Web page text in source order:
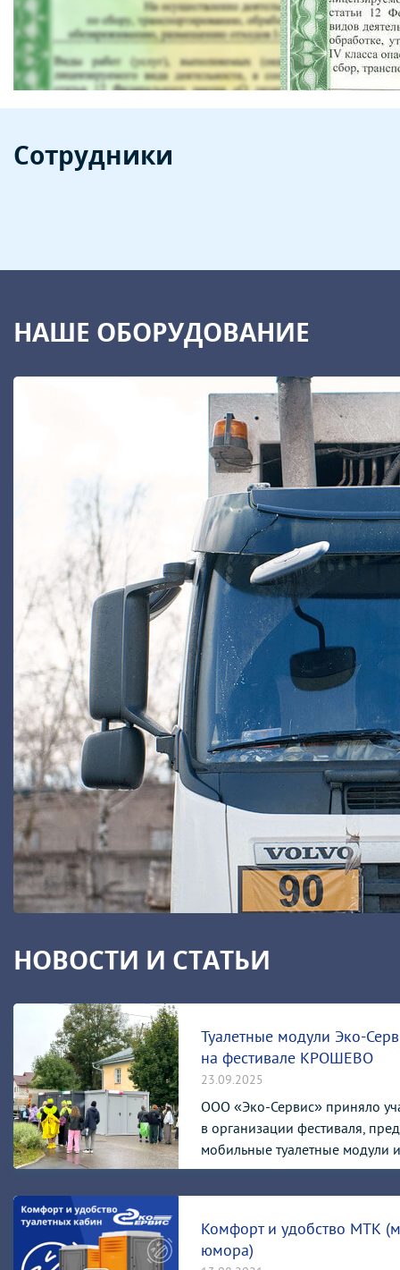
Сотрудники
НАШЕ ОБОРУДОВАНИЕ
НОВОСТИ И СТАТЬИ
Туалетные модули Эко-
на фестивале КРОШЕВО
23.09.2025
ООО «Эко-Сервис» приняло
в организации фестиваля,
мобильные туалетные модули
Комфорт и удобство МТК
юмора)